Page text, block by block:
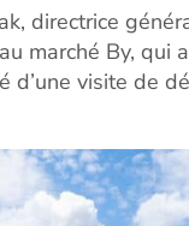
directrice
marché By,
d’une visite de